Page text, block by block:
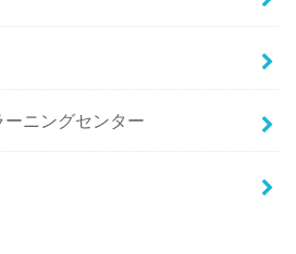
ーニングセンター